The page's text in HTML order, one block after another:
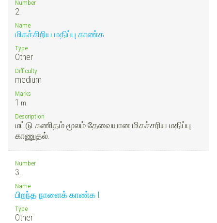
Number
2.
Name
மிகச்சிறிய மதிப்பு காண்க
Type
Other
Difficulty
medium
Marks
1 m.
Description
மட்டு கணிதம் மூலம் தேவையான மிகச்சரிய மதிப்பு
காணுதல்.
Number
3.
Name
பிறந்த நாளைக் காண்க I
Type
Other